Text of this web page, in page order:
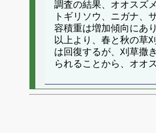
調査の結果、オオスズ
トギリソウ、ニガナ、
容積重は増加傾向にあ
以上より、春と秋の草
は回復するが、刈草撒
られることから、オオ